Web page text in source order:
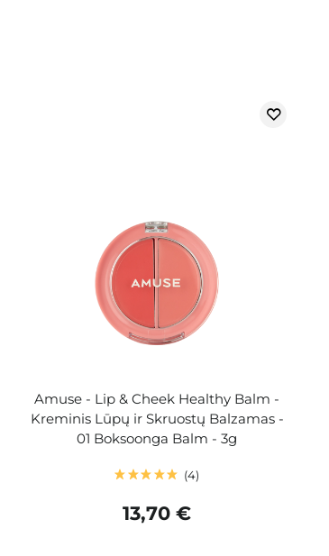
Amuse - Lip & Cheek Healthy Balm -
Kreminis Lūpų ir Skruostų Balzamas -
01 Boksoonga Balm - 3g
4
13,70 €